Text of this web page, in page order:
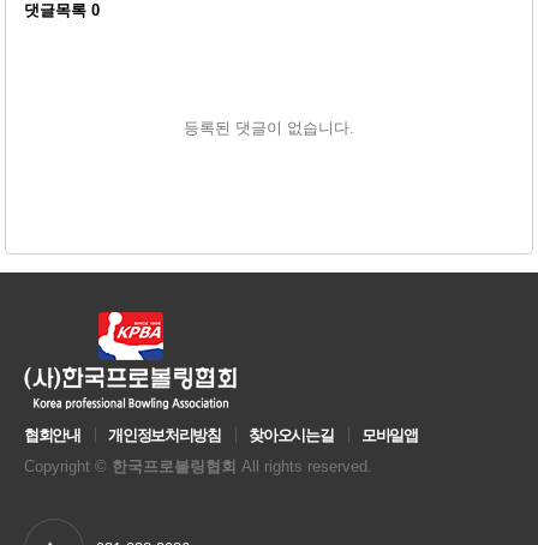
댓글목록 0
등록된 댓글이 없습니다.
협회안내 개인정보처리방침 찾아오시는길
모바일앱
Copyright © 한국프로볼링협회 All rights reserved.